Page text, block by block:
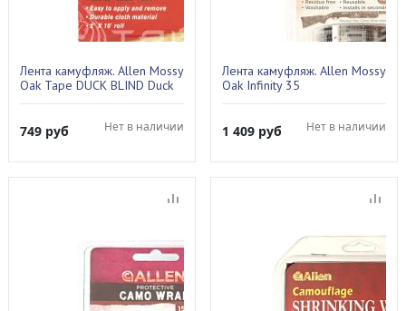
Лента камуфляж. Allen Mossy
Oak Tape DUCK BLIND Duck
749 руб Нет в наличии
Лента камуфляж. Allen Mossy
Oak Infinity 35
1 409 руб Нет в наличии